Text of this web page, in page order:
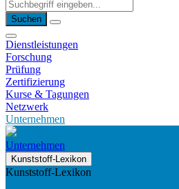
Suchen
Dienstleistungen
Forschung
Prüfung
Zertifizierung
Kurse & Tagungen
Netzwerk
Unternehmen
Unternehmen
Kunststoff-Lexikon
Kunststoff-Lexikon